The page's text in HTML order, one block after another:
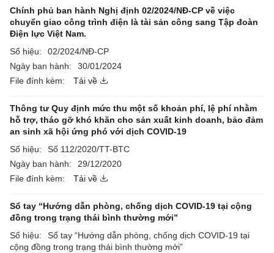
Chính phủ ban hành Nghị định 02/2024/NĐ-CP về việc
chuyển giao công trình điện là tài sản công sang Tập đoàn
Điện lực Việt Nam.
Số hiệu:
02/2024/NĐ-CP
Ngày ban hành:
30/01/2024
File đính kèm:
Tải về
Thông tư Quy định mức thu một số khoản phí, lệ phí nhằm
hỗ trợ, tháo gỡ khó khăn cho sản xuất kinh doanh, bảo đảm
an sinh xã hội ứng phó với dịch COVID-19
Số hiệu:
Số 112/2020/TT-BTC
Ngày ban hành:
29/12/2020
File đính kèm:
Tải về
Sổ tay “Hướng dẫn phòng, chống dịch COVID-19 tại cộng
đồng trong trạng thái bình thường mới”
Số hiệu:
Sổ tay “Hướng dẫn phòng, chống dịch COVID-19 tại
cộng đồng trong trạng thái bình thường mới”